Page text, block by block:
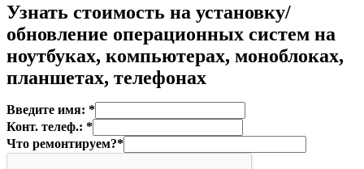
Узнать стоимость на установку/
обновление операционных систем на
ноутбуках, компьютерах, моноблоках,
планшетах, телефонах
Введите имя: *
Конт. телеф.: *
Что ремонтируем?*